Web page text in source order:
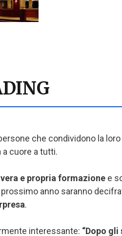
che condividono la
cuore a tutti.
e propria formazione e
anno saranno
.
interessante: “Dopo gli